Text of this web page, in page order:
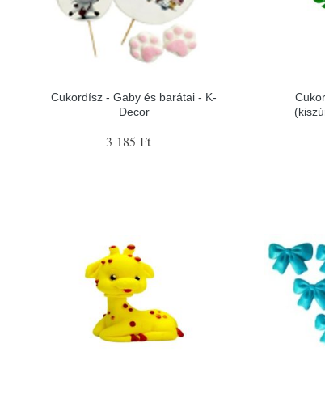
Cukordísz - Gaby és barátai - K-
Decor
3 185 Ft